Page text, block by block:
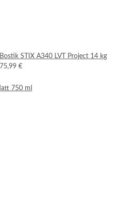
Bostik STIX A340 LVT Project 14 kg
75,99 €